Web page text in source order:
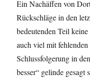
Ein Nachäffen von
Rückschläge in den
bedeutenden Teil
auch viel mit
Schlussfolgerung in
besser“ gelinde